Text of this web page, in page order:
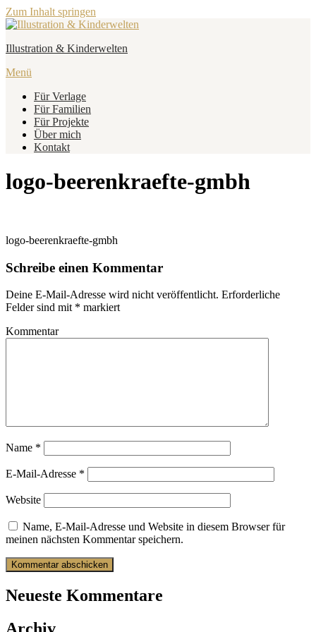
Zum Inhalt springen
Illustration & Kinderwelten
Menü
Für Verlage
Für Familien
Für Projekte
Über mich
Kontakt
logo-beerenkraefte-gmbh
logo-beerenkraefte-gmbh
Schreibe einen Kommentar
Deine E-Mail-Adresse wird nicht veröffentlicht. Erforderliche
Felder sind mit * markiert
Kommentar
Name *
E-Mail-Adresse *
Website
Name, E-Mail-Adresse und Website in diesem Browser für
meinen nächsten Kommentar speichern.
Neueste Kommentare